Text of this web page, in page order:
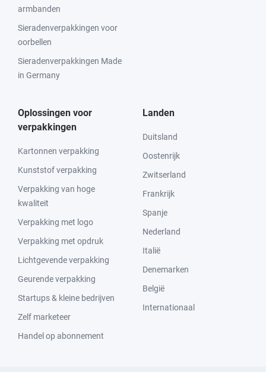
armbanden
Sieradenverpakkingen voor
oorbellen
Sieradenverpakkingen Made
in Germany
Oplossingen voor
verpakkingen
Kartonnen verpakking
Kunststof verpakking
Verpakking van hoge
kwaliteit
Verpakking met logo
Verpakking met opdruk
Lichtgevende verpakking
Geurende verpakking
Startups & kleine bedrijven
Zelf marketeer
Handel op abonnement
Landen
Duitsland
Oostenrijk
Zwitserland
Frankrijk
Spanje
Nederland
Italië
Denemarken
België
Internationaal